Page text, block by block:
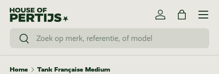
Ga naar inhoud
Zoeken
Zoeken
Inloggen
Tas
Menu
Home Tank Française Medium